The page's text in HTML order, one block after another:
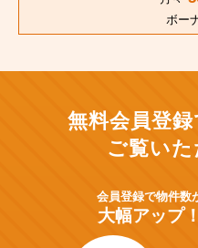
ボー
無料会員登
ご覧いた
会員登録で物件数
大幅アップ！